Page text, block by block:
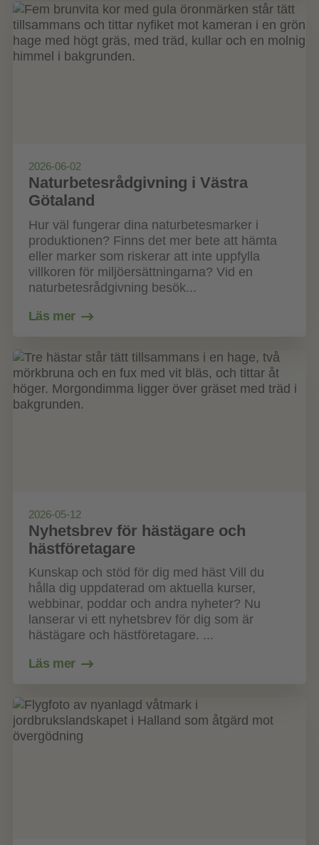
2026-06-02
Naturbetesrådgivning i Västra
Götaland
Hur väl fungerar dina naturbetesmarker i
produktionen? Finns det mer bete att hämta
eller marker som riskerar att inte uppfylla
villkoren för miljöersättningarna? Vid en
naturbetesrådgivning besök...
Läs mer
2026-05-12
Nyhetsbrev för hästägare och
hästföretagare
Kunskap och stöd för dig med häst Vill du
hålla dig uppdaterad om aktuella kurser,
webbinar, poddar och andra nyheter? Nu
lanserar vi ett nyhetsbrev för dig som är
hästägare och hästföretagare. ...
Läs mer